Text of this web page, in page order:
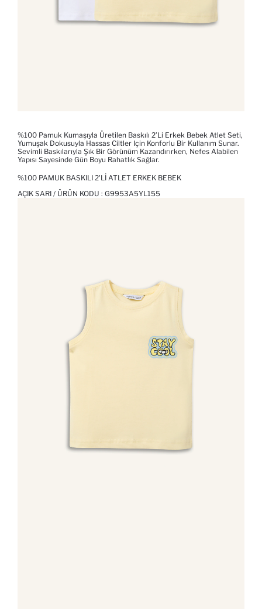
%100 Pamuk Kumaşıyla Üretilen Baskılı 2’li Erkek Bebek Atlet Seti,
Yumuşak Dokusuyla Hassas Ciltler Için Konforlu Bir Kullanım Sunar.
Sevimli Baskılarıyla Şık Bir Görünüm Kazandırırken, Nefes Alabilen
Yapısı Sayesinde Gün Boyu Rahatlık Sağlar.
%100 PAMUK BASKILI 2'LI ATLET ERKEK BEBEK
AÇIK SARI / ÜRÜN KODU : G9953A5YL155